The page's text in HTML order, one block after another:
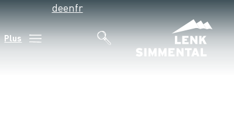
Plus
deenfr